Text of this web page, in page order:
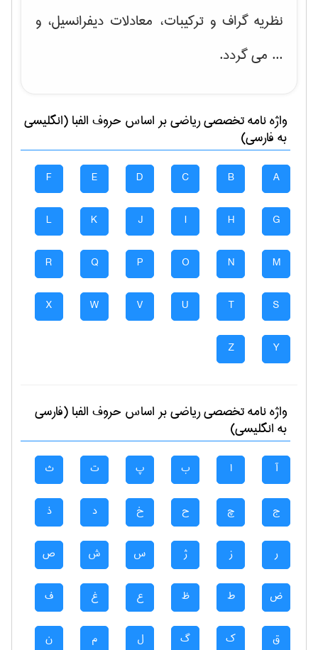
نظریه گراف و تركیبات، معادلات دیفرانسیل، و
... می گردد.
واژه نامه تخصصیرياضیبر اساس حروف الفبا (انگلیسی
به فارسی)
A
B
C
D
E
F
G
H
I
J
K
L
M
N
O
P
Q
R
S
T
U
V
W
X
Y
Z
واژه نامه تخصصیرياضیبر اساس حروف الفبا (فارسی
به انگلیسی)
آ ا ب پ ت ث
ج چ ح خ د ذ
ر ز ژ س ش ص
ض ط ظ ع غ ف
ق ک گ ل م ن